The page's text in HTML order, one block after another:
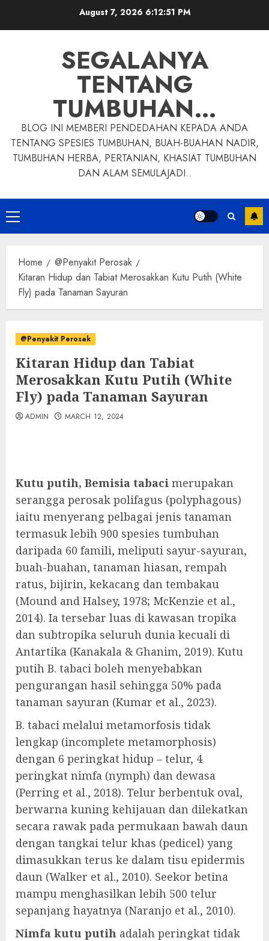
August 7, 2026 6:12:52 PM
SEGALANYA
TENTANG
TUMBUHAN…
BLOG INI MEMBERI PENDEDAHAN KEPADA ANDA
TENTANG SPESIES TUMBUHAN, BUAH-BUAHAN NADIR,
TUMBUHAN HERBA, PERTANIAN, KHASIAT TUMBUHAN
DAN ALAM SEMULAJADI..
Primary
Menu
Home
@Penyakit Perosak
Kitaran Hidup dan Tabiat Merosakkan Kutu Putih (White
Fly) pada Tanaman Sayuran
@Penyakit Perosak
Kitaran Hidup dan Tabiat
Merosakkan Kutu Putih (White
Fly) pada Tanaman Sayuran
ADMIN MARCH 12, 2024
Kutu putih, Bemisia tabaci merupakan
serangga perosak polifagus (polyphagous)
iaitu menyerang pelbagai jenis tanaman
termasuk lebih 900 spesies tumbuhan
daripada 60 famili, meliputi sayur-sayuran,
buah-buahan, tanaman hiasan, rempah
ratus, bijirin, kekacang dan tembakau
(Mound and Halsey, 1978; McKenzie et al.,
2014). Ia tersebar luas di kawasan tropika
dan subtropika seluruh dunia kecuali di
Antartika (Kanakala & Ghanim, 2019). Kutu
putih B. tabaci boleh menyebabkan
pengurangan hasil sehingga 50% pada
tanaman sayuran (Kumar et al., 2023).
B. tabaci melalui metamorfosis tidak
lengkap (incomplete metamorphosis)
dengan 6 peringkat hidup – telur, 4
peringkat nimfa (nymph) dan dewasa
(Perring et al., 2018). Telur berbentuk oval,
berwarna kuning kehijauan dan dilekatkan
secara rawak pada permukaan bawah daun
dengan tangkai telur khas (pedicel) yang
dimasukkan terus ke dalam tisu epidermis
daun (Walker et al., 2010). Seekor betina
mampu menghasilkan lebih 500 telur
sepanjang hayatnya (Naranjo et al., 2010).
Nimfa kutu putih adalah peringkat tidak